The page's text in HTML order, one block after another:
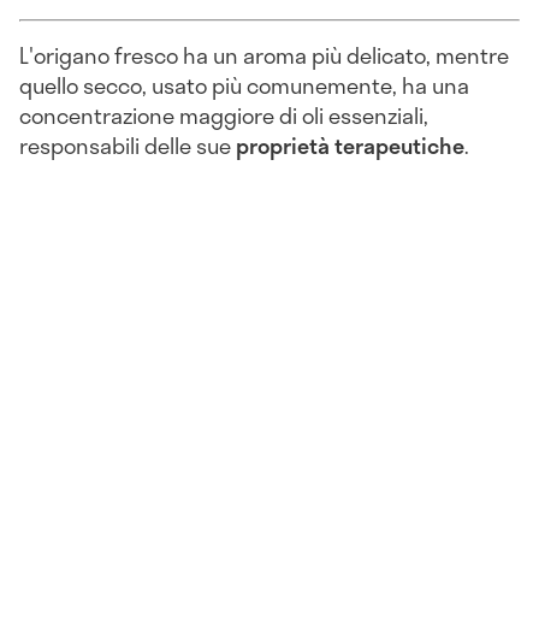
L'origano fresco ha un aroma più delicato, mentre
quello secco, usato più comunemente, ha una
concentrazione maggiore di oli essenziali,
responsabili delle sueproprietà terapeutiche.